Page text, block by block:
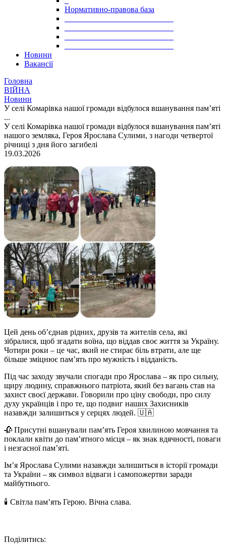
Нормативно-правова база
Новини
Вакансії
Головна
ВІЙНА
Новини
У селі Комарівка нашої громади відбулося вшанування пам’яті
...
У селі Комарівка нашої громади відбулося вшанування пам’яті
нашого земляка, Героя Ярослава Сулими, з нагоди четвертої
річниці з дня його загибелі
19.03.2026
Цей день об’єднав рідних, друзів та жителів села, які
зібралися, щоб згадати воїна, що віддав своє життя за Україну.
Чотири роки – це час, який не стирає біль втрати, але ще
більше зміцнює пам’ять про мужність і відданість.
Під час заходу звучали спогади про Ярослава – як про сильну,
щиру людину, справжнього патріота, який без вагань став на
захист своєї держави. Говорили про ціну свободи, про силу
духу українців і про те, що подвиг наших Захисників
назавжди залишиться у серцях людей. 🇺🇦
🥀 Присутні вшанували пам’ять Героя хвилиною мовчання та
поклали квіти до пам’ятного місця – як знак вдячності, поваги
і незгасної пам’яті.
Ім’я Ярослава Сулими назавжди залишиться в історії громади
та України – як символ відваги і самопожертви заради
майбутнього.
🕯 Світла пам’ять Герою. Вічна слава.
Поділитись: